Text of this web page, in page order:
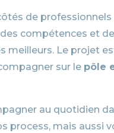
de
compétences et
Le projet
sur le pôle
au quotidien
process, mais aussi